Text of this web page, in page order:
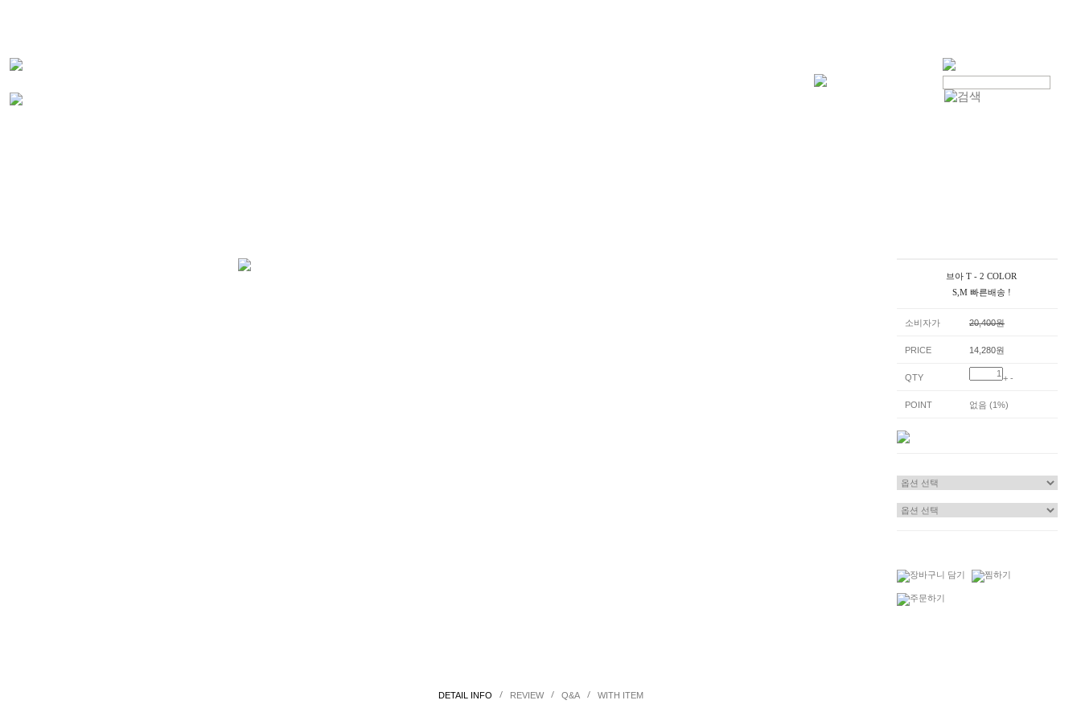
브아 T - 2 COLOR
S,M 빠른배송 !
소비자가 20,400원
PRICE 14,280원
QTY + -
POINT 없음 (1%)
DETAIL INFO / REVIEW/ Q&A/ WITH ITEM